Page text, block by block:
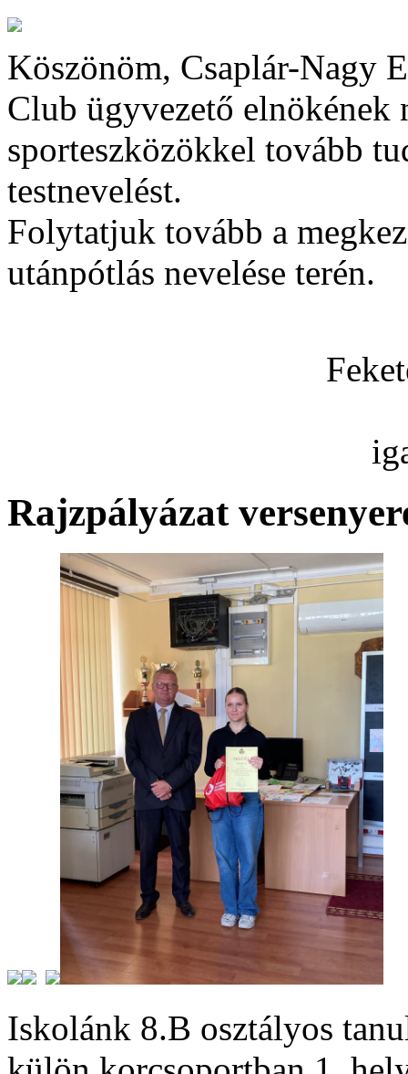
Köszönöm, Csaplár-Nagy
Club ügyvezető elnökének
sporteszközökkel tovább
testnevelést.
Folytatjuk tovább a
utánpótlás nevelése terén.
Fekete
Rajzpályázat
Iskolánk 8.B osztályos